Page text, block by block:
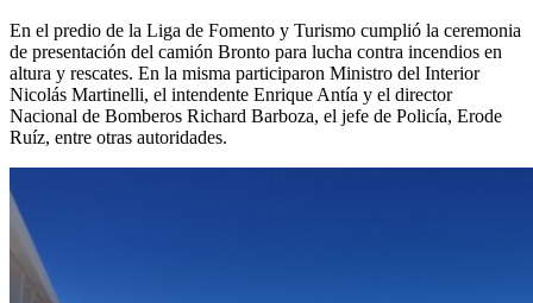
En el predio de la Liga de Fomento y Turismo cumplió la ceremonia
de presentación del camión Bronto para lucha contra incendios en
altura y rescates. En la misma participaron Ministro del Interior
Nicolás Martinelli, el intendente Enrique Antía y el director
Nacional de Bomberos Richard Barboza, el jefe de Policía, Erode
Ruíz, entre otras autoridades.